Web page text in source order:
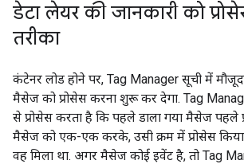
डेटा लेयर की जानकारी को
तरीका
कंटेनर लोड होने पर, Tag Manager सूची में
मैसेज को प्रोसेस करना शुरू कर देगा. Tag
से प्रोसेस करता है कि पहले डाला गया मैसेज पहले
मैसेज को एक-एक करके, उसी क्रम में प्रोसेस किया
वह मिला था. अगर मैसेज कोई इवेंट है, तो Tag